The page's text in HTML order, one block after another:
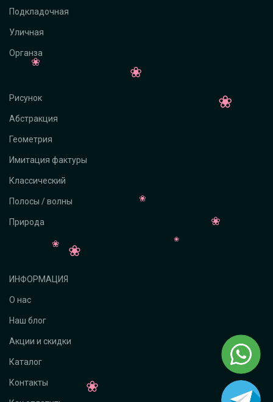
Подкладочная
Уличная
Органза
Рисунок
Абстракция
Геометрия
Имитация фактуры
Классический
Полосы / волны
Природа
ИНФОРМАЦИЯ
О нас
Наш блог
Акции и скидки
Каталог
Контакты